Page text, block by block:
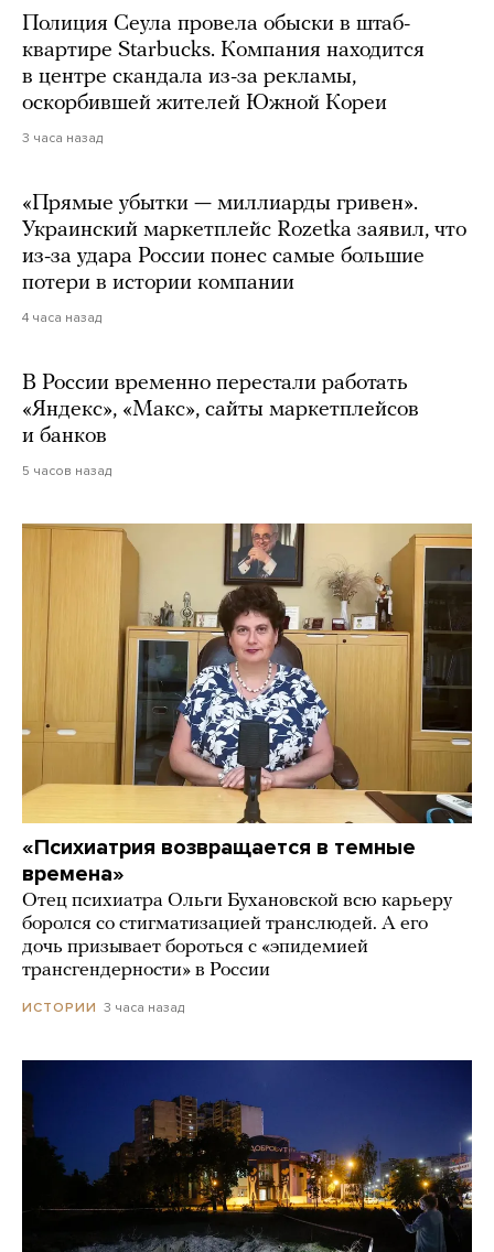
Полиция Сеула провела обыски в штаб-
квартире Starbucks. Компания находится
в центре скандала из-за рекламы,
оскорбившей жителей Южной Кореи
3 часа назад
«Прямые убытки — миллиарды гривен».
Украинский маркетплейс Rozetka заявил, что
из-за удара России понес самые большие
потери в истории компании
4 часа назад
В России временно перестали работать
«Яндекс», «Макс», сайты маркетплейсов
и банков
5 часов назад
«Психиатрия возвращается в темные
времена»
Отец психиатра Ольги Бухановской всю карьеру
боролся со стигматизацией транслюдей. А его
дочь призывает бороться с «эпидемией
трансгендерности» в России
ИСТОРИИ 3 часа назад